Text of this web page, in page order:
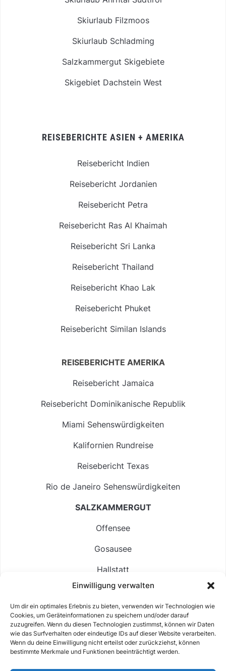
Einwilligung verwalten
Um dir ein optimales Erlebnis zu bieten, verwenden wir Technologien wie
Cookies, um Geräteinformationen zu speichern und/oder darauf
zuzugreifen. Wenn du diesen Technologien zustimmst, können wir Daten
wie das Surfverhalten oder eindeutige IDs auf dieser Website verarbeiten.
Wenn du deine Einwilligung nicht erteilst oder zurückziehst, können
bestimmte Merkmale und Funktionen beeinträchtigt werden.
Skiurlaub Filzmoos
Skiurlaub Schladming
Salzkammergut Skigebiete
Skigebiet Dachstein West
REISEBERICHTE ASIEN + AMERIKA
Reisebericht Indien
Reisebericht Jordanien
Reisebericht Petra
Reisebericht Ras Al Khaimah
Reisebericht Sri Lanka
Reisebericht Thailand
Reisebericht Khao Lak
Reisebericht Phuket
Reisebericht Similan Islands
REISEBERICHTE AMERIKA
Reisebericht Jamaica
Reisebericht Dominikanische Republik
Miami Sehenswürdigkeiten
Kalifornien Rundreise
Reisebericht Texas
Rio de Janeiro Sehenswürdigkeiten
SALZKAMMERGUT
Offensee
Gosausee
Hallstatt
Langbathsee
Altausseer See
Hintersee